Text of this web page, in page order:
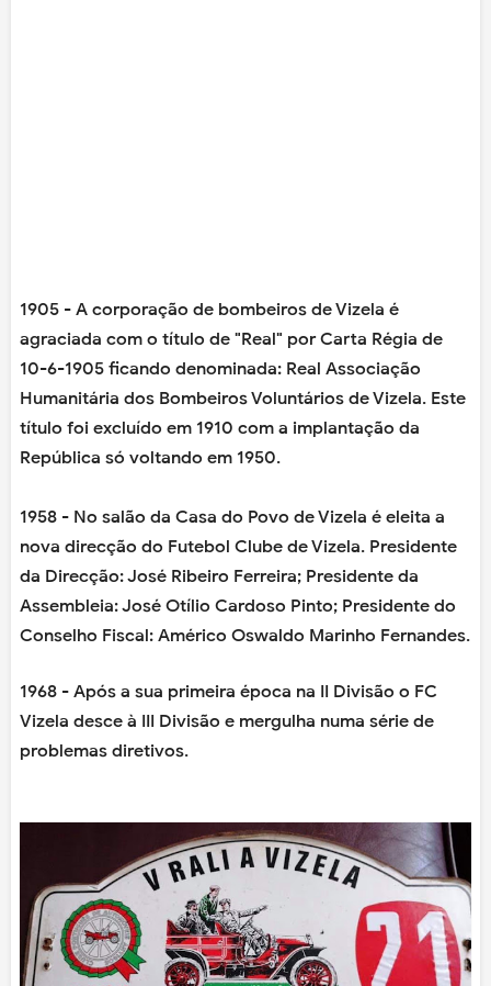
1905 - A corporação de bombeiros de Vizela é
agraciada com o título de "Real" por Carta Régia de
10-6-1905 ficando denominada: Real Associação
Humanitária dos Bombeiros Voluntários de Vizela. Este
título foi excluído em 1910 com a implantação da
República só voltando em 1950.
1958 - No salão da Casa do Povo de Vizela é eleita a
nova direcção do Futebol Clube de Vizela. Presidente
da Direcção: José Ribeiro Ferreira; Presidente da
Assembleia: José Otílio Cardoso Pinto; Presidente do
Conselho Fiscal: Américo Oswaldo Marinho Fernandes.
1968 - Após a sua primeira época na II Divisão o FC
Vizela desce à III Divisão e mergulha numa série de
problemas diretivos.